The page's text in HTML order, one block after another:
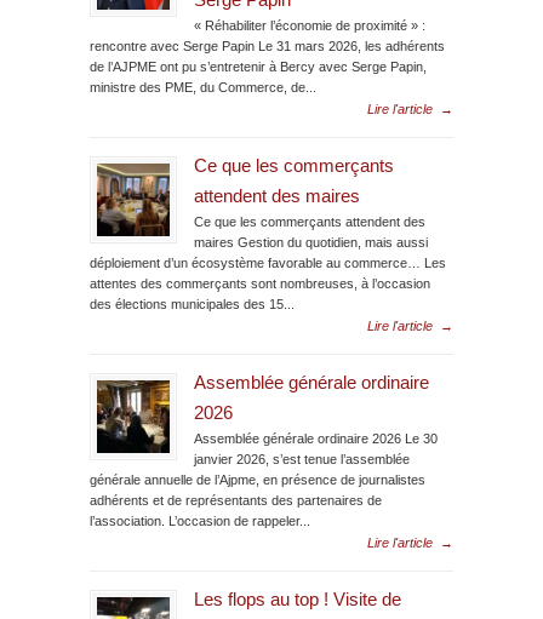
« Réhabiliter l’économie de proximité » :
rencontre avec Serge Papin Le 31 mars 2026, les adhérents
de l’AJPME ont pu s’entretenir à Bercy avec Serge Papin,
ministre des PME, du Commerce, de...
Lire l'article
→
Ce que les commerçants
attendent des maires
Ce que les commerçants attendent des
maires Gestion du quotidien, mais aussi
déploiement d’un écosystème favorable au commerce… Les
attentes des commerçants sont nombreuses, à l’occasion
des élections municipales des 15...
Lire l'article
→
Assemblée générale ordinaire
2026
Assemblée générale ordinaire 2026 Le 30
janvier 2026, s’est tenue l’assemblée
générale annuelle de l’Ajpme, en présence de journalistes
adhérents et de représentants des partenaires de
l’association. L’occasion de rappeler...
Lire l'article
→
Les flops au top ! Visite de